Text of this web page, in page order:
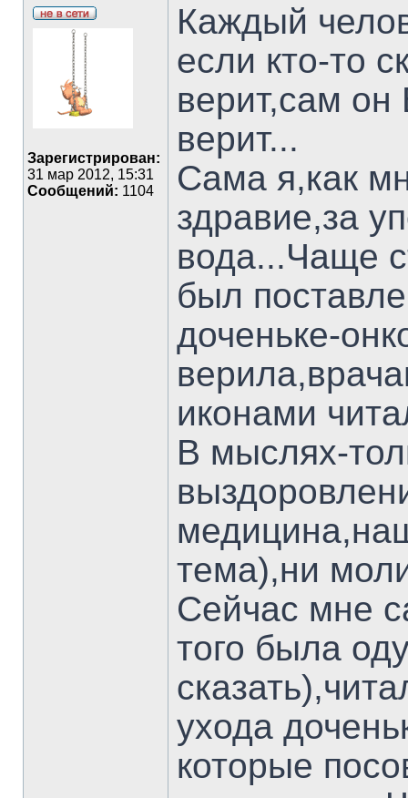
Зарегистрирован:
31 мар 2012, 15:31
Сообщений: 1104
Каждый
если кто-то
верит,сам
верит...
Сама я,как
здравие,за
вода...Чаще
был
доченьке-
иконами
В мыслях-
тема),ни
Сейчас мне
того была
ухода
которые